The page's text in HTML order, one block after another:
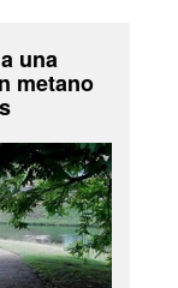
una
metano